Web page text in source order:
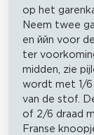
op het
Neem twee
en ййn voor
ter
midden, zie
wordt met 1/6
van de stof.
of 2/6 draad
Franse